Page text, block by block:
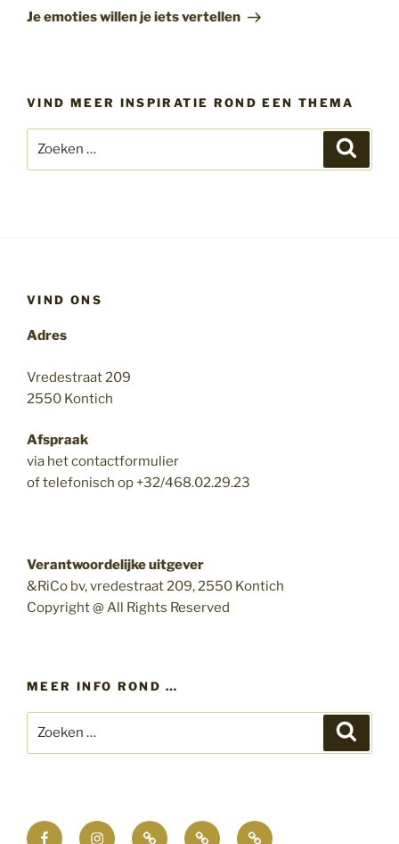
bericht
Je emoties willen je iets vertellen
VIND MEER INSPIRATIE ROND EEN THEMA
naar:
VIND ONS
Adres
Vredestraat 209
2550 Kontich
Afspraak
via het contactformulier
of telefonisch op +32/468.02.29.23
Verantwoordelijke uitgever
&RiCo bv, vredestraat 209, 2550 Kontich
Copyright @ All Rights Reserved
MEER INFO ROND …
naar:
FacebookInstagramBlog Wat Kwalitatieve